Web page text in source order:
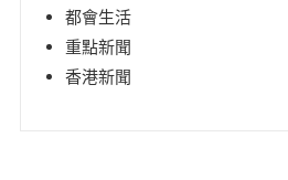
都會生活
重點新聞
香港新聞